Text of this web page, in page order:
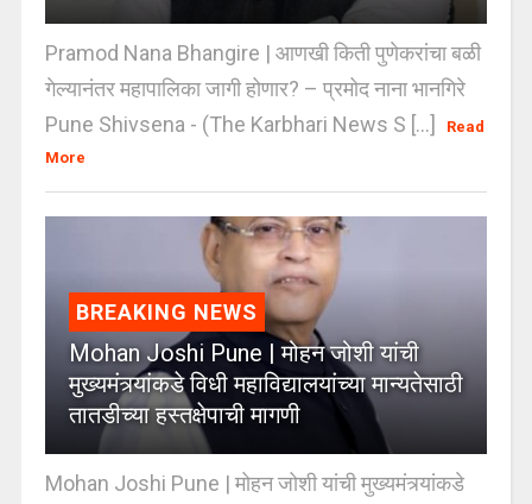
Pramod Nana Bhangire | आणखी किती पुणेकरांचा बळी
गेल्यानंतर महापालिका जागी होणार? – प्रमोद नाना भानगिरे
Pune Shivsena - (The Karbhari News S [...]
Read
More
BREAKING NEWS
Mohan Joshi Pune | मोहन जोशी यांची
मुख्यमंत्र्यांकडे विधी महाविद्यालयांच्या मान्यतेसाठी
तातडीच्या हस्तक्षेपाची मागणी
Mohan Joshi Pune | मोहन जोशी यांची मुख्यमंत्र्यांकडे